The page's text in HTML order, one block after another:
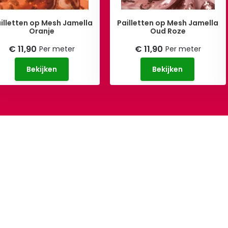
op Mesh Jamella
Oranje
€ 11,90 Per meter
Bekijken
Pailletten op Mesh Jamella
Oud Roze
€ 11,90 Per meter
Bekijken